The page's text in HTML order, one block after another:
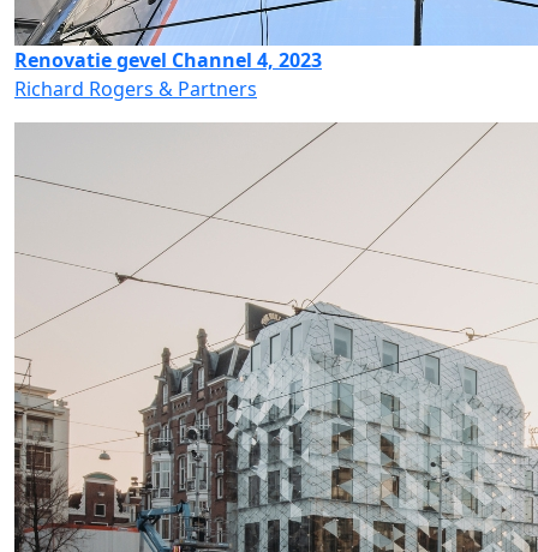
Renovatie gevel Channel 4, 2023
Richard Rogers & Partners